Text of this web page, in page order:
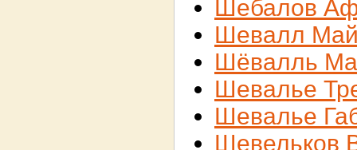
Шебалов
Шевалл
Шёвалль
Шевалье
Шевалье
Шевельков